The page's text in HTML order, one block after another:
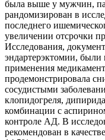
была выше у мужчин,
рандомизирован в
последнего
увеличении отсрочки
Исследования,
эндартерэктомии,
применения
продемонстрировала
сосудистыми
клопидогреля,
комбинации с
контроле АД. В
рекомендован в